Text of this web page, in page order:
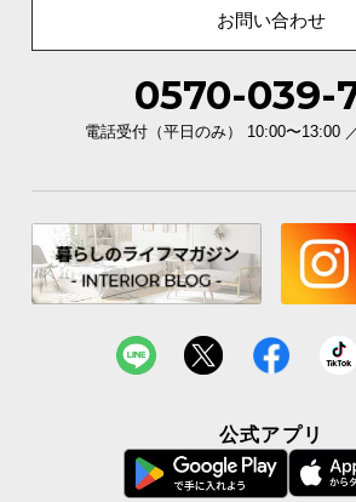
抜群の耐水性で水をこぼしても
お問い合わせ
0570-039-
電話受付（平日のみ） 10:00〜13:00
公式アプリ